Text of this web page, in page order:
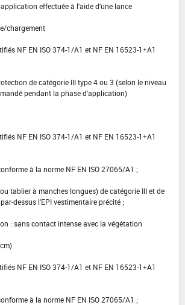
effectuée à l'aide d'une lance
chargement
NF EN ISO 374-1/A1 et NF EN 16523-1+A1
de catégorie III type 4 ou 3 (selon le niveau
pendant la phase d'application)
NF EN ISO 374-1/A1 et NF EN 16523-1+A1
à la norme NF EN ISO 27065/A1 ;
tablier à manches longues) de catégorie III et de
dessus l'EPI vestimentaire précité ;
: sans contact intense avec la végétation
NF EN ISO 374-1/A1 et NF EN 16523-1+A1
à la norme NF EN ISO 27065/A1 ;